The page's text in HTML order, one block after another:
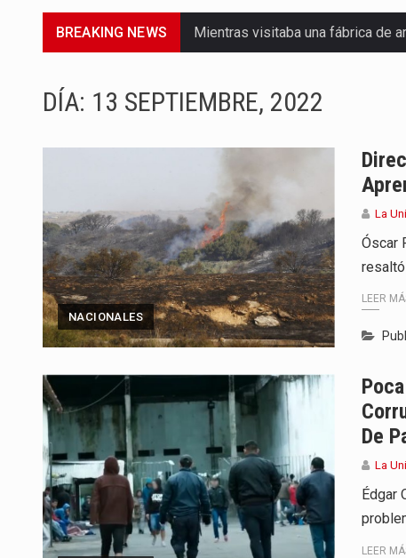
BREAKING NEWS Mientras visitaba una fábrica de
El Ministerio de Educación y
Para Tania, una paraguaya de 33
El presidente de la República se
Una familia atravesó momentos
Fretes se refirió concretamente
“La situación no está tan mala en
Hace casi dos meses que Rivas
DÍA: 13 SEPTIEMBRE, 2022
NACIONALES
La
Óscar
LEER
De
La
Édgar
LEER